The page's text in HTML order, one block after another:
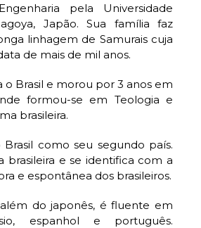
pela Universidade
Japão. Sua família faz
linhagem de Samurais cuja
de mais de mil anos.
o Brasil e morou por 3 anos em
formou-se em Teologia e
brasileira.
Brasil como seu segundo país.
brasileira e se identifica com a
e espontânea dos brasileiros.
do japonês, é fluente em
espanhol e português.